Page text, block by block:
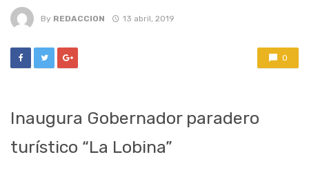
By REDACCION 13 abril, 2019
0
Inaugura Gobernador paradero
turístico “La Lobina”